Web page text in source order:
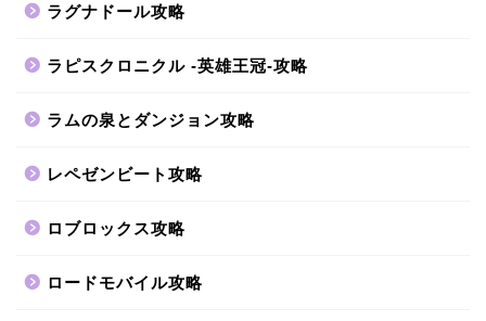
ラグナドール攻略
ラピスクロニクル -英雄王冠-攻略
ラムの泉とダンジョン攻略
レペゼンビート攻略
ロブロックス攻略
ロードモバイル攻略